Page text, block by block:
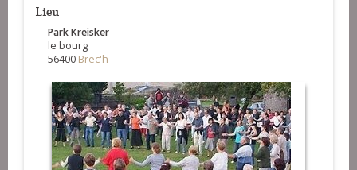
Lieu
Park Kreisker
le bourg
56400 Brec'h